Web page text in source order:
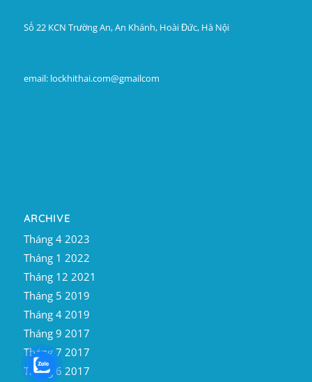
Số 22 KCN Trường An, An Khánh, Hoài Đức, Hà Nội
email: lockhithai.com@gmailcom
ARCHIVE
Tháng 4 2023
Tháng 1 2022
Tháng 12 2021
Tháng 5 2019
Tháng 4 2019
Tháng 9 2017
Tháng 7 2017
Tháng 6 2017